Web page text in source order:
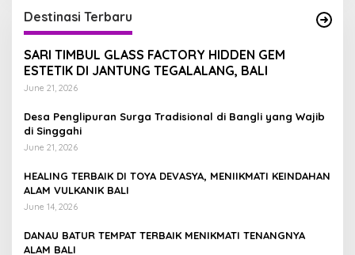
Destinasi Terbaru
SARI TIMBUL GLASS FACTORY HIDDEN GEM
ESTETIK DI JANTUNG TEGALALANG, BALI
June 21, 2026
Desa Penglipuran Surga Tradisional di Bangli yang Wajib
di Singgahi
June 21, 2026
HEALING TERBAIK DI TOYA DEVASYA, MENIIKMATI KEINDAHAN
ALAM VULKANIK BALI
June 14, 2026
DANAU BATUR TEMPAT TERBAIK MENIKMATI TENANGNYA
ALAM BALI